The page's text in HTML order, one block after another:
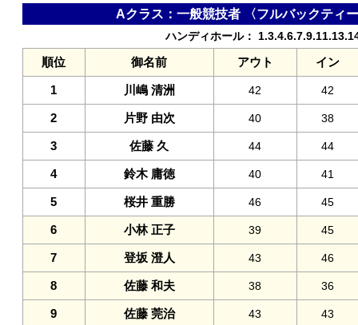
Aクラス：一般競技者 〈フルバックティ
ハンディホール：
順位 御名前 アウト イン
1 川嶋 清洲 42 42
2 片野 由次 40 38
3 佐藤 久 44 44
4 鈴木 庸徳 40 41
5 桜井 重勝 46 45
6 小林 正子 39 45
7 登坂 澄人 43 46
8 佐藤 和夫 38 36
9 佐藤 莞治 43 43